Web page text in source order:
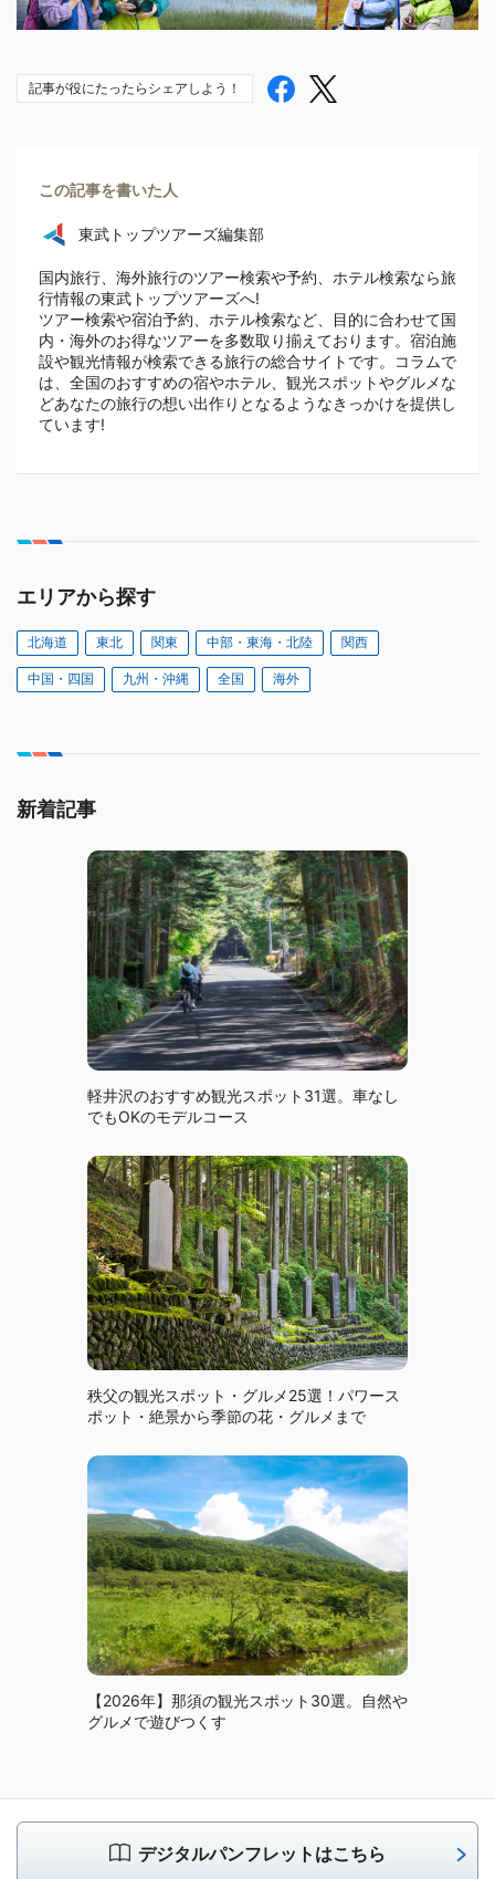
記事が役にたったらシェアしよう！
この記事を書いた人
東武トップツアーズ編集部
国内旅行、海外旅行のツアー検索や予約、ホテル検索なら旅
行情報の東武トップツアーズへ!
ツアー検索や宿泊予約、ホテル検索など、目的に合わせて国
内・海外のお得なツアーを多数取り揃えております。宿泊施
設や観光情報が検索できる旅行の総合サイトです。コラムで
は、全国のおすすめの宿やホテル、観光スポットやグルメな
どあなたの旅行の想い出作りとなるようなきっかけを提供し
ています!
エリアから探す
北海道 東北 関東 中部・東海・北陸 関西
中国・四国 九州・沖縄 全国 海外
新着記事
軽井沢のおすすめ観光スポット31選。車なし
でもOKのモデルコース
秩父の観光スポット・グルメ25選！パワース
ポット・絶景から季節の花・グルメまで
【2026年】那須の観光スポット30選。自然や
グルメで遊びつくす
デジタルパンフレットはこちら